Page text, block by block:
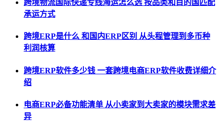
跨境物流国际快递专线海运怎么选 按品类和目的国匹配
承运方式
跨境ERP是什么 和国内ERP区别 从头程管理到多币种
利润核算
跨境ERP软件多少钱 一套跨境电商ERP软件收费详细介
绍
电商ERP必备功能清单 从小卖家到大卖家的模块需求差
异